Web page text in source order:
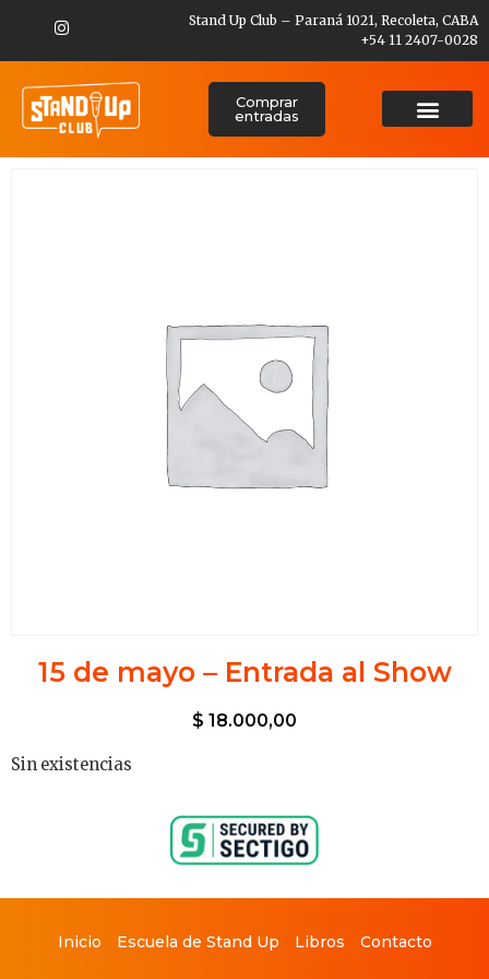
Stand Up Club – Paraná 1021, Recoleta, CABA
+54 11 2407-0028
Comprar
entradas
15 de mayo – Entrada al Show
$ 18.000,00
Sin existencias
Inicio Escuela de Stand Up Libros Contacto